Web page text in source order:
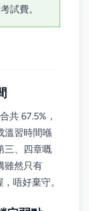
試費。
共 67.5%，
溫習時間喺
三、四章嘅
雖然只有
唔好棄守。